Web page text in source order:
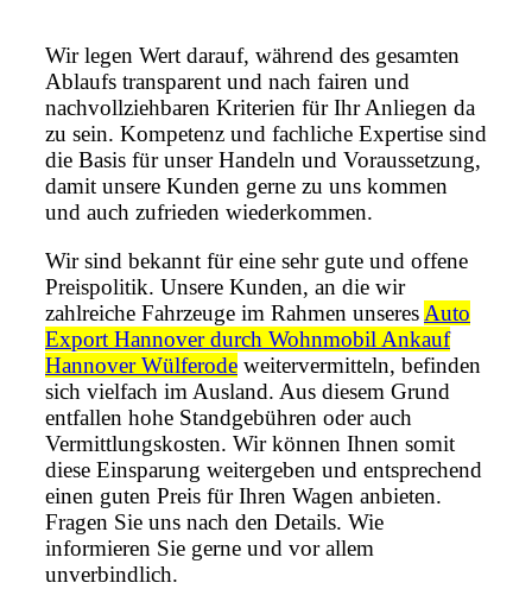
Wir legen Wert darauf, während des gesamten
Ablaufs transparent und nach fairen und
nachvollziehbaren Kriterien für Ihr Anliegen da
zu sein. Kompetenz und fachliche Expertise sind
die Basis für unser Handeln und Voraussetzung,
damit unsere Kunden gerne zu uns kommen
und auch zufrieden wiederkommen.
Wir sind bekannt für eine sehr gute und offene
Preispolitik. Unsere Kunden, an die wir
zahlreiche Fahrzeuge im Rahmen unseres Auto
Export Hannover durch Wohnmobil Ankauf
Hannover Wülferode weitervermitteln, befinden
sich vielfach im Ausland. Aus diesem Grund
entfallen hohe Standgebühren oder auch
Vermittlungskosten. Wir können Ihnen somit
diese Einsparung weitergeben und entsprechend
einen guten Preis für Ihren Wagen anbieten.
Fragen Sie uns nach den Details. Wie
informieren Sie gerne und vor allem
unverbindlich.